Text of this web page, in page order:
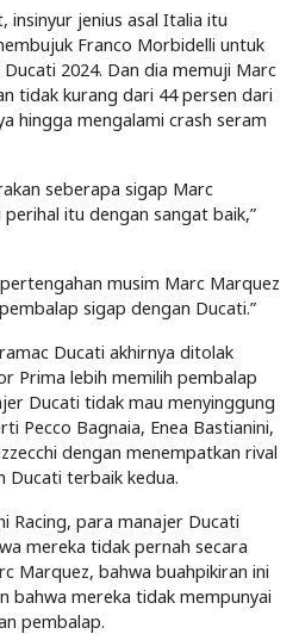
insinyur jenius asal Italia itu
Franco Morbidelli untuk
2024. Dan dia memuji Marc
tidak kurang dari 44 persen dari
hingga mengalami crash seram
seberapa sigap Marc
itu dengan sangat baik,”
musim Marc Marquez
sigap dengan Ducati.”
Ducati akhirnya ditolak
Prima lebih memilih pembalap
Ducati tidak mau menyinggung
Pecco Bagnaia, Enea Bastianini,
dengan menempatkan rival
Ducati terbaik kedua.
Racing, para manajer Ducati
mereka tidak pernah secara
Marquez, bahwa buahpikiran ini
bahwa mereka tidak mempunyai
pembalap.